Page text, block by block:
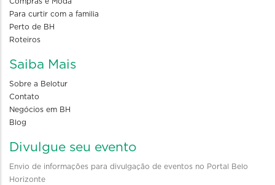
Para curtir com a familia
Perto de BH
Roteiros
Saiba Mais
Sobre a Belotur
Contato
Negócios em BH
Blog
Divulgue seu evento
Envio de informações para divulgação de eventos no Portal Belo
Horizonte